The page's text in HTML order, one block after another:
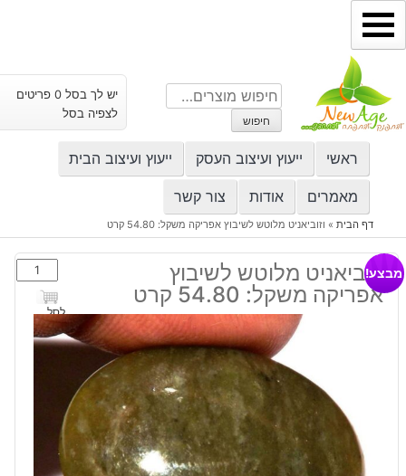
דילוג
לתוכן
חיפוש
עבור:
חיפוש
יש לך בסל 0 פריטים
לצפיה בסל
ראשי ייעוץ ועיצוב העסק ייעוץ ועיצוב הבית
מאמרים אודות צור קשר
דף הבית» וזוביאניט מלוטש לשיבוץ אפריקה משקל: 54.80 קרט
וזוביאניט מלוטש לשיבוץ
אפריקה משקל: 54.80 קרט
כמות
של
וזוביאניט
מלוטש
לשיבוץ
קרט
לסל
מבצע!